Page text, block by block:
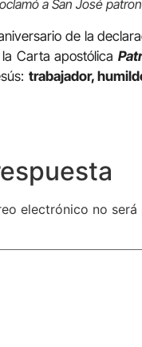
a San José
de la
Carta apostólica
trabajador,
electrónico no será